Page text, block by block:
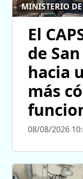
MINISTERIO
El
de
hacia
más
08/08/2026